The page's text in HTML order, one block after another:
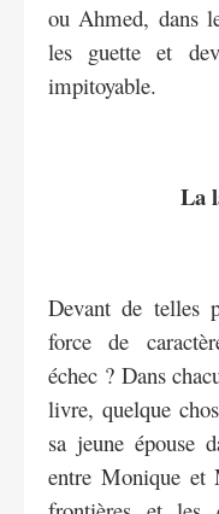
ou Ahmed, dans
les guette et
impitoyable.
La
Devant de telles
force de
échec ? Dans
livre, quelque
sa jeune épouse
entre Monique